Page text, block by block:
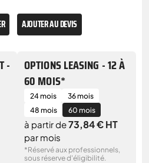
AJOUTER AU DEVIS
-
OPTIONS LEASING - 12 À
60 MOIS*
24 mois
36 mois
48 mois
60 mois
à partir de73,84 € HT
par mois
*Réservé aux professionnels,
sous réserve d'éligibilité.